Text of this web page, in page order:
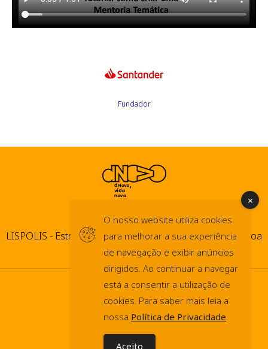
Fundador
LISPOLIS - Estrada do Paço do Lumiar, 44 1600-546 Lisboa
© dNovo 2026
info@dnovo.pt
Press Kit
Política de Cookies
O nosso website utiliza cookies
para melhorar a sua experiência
de navegação e exibir anúncios
dirigidos. Ao continuar a navegar
está a consentir a utilização de
cookies. Para saber mais leia a
nossa Política de Privacidade.
Aceito